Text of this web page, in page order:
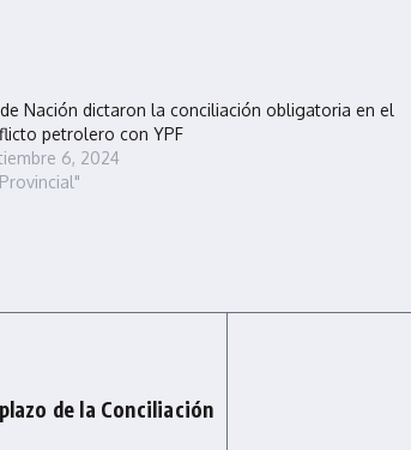
Nación dictaron la conciliación obligatoria en el
petrolero con YPF
6, 2024
de la Conciliación